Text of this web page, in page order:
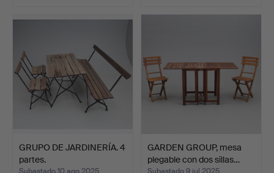
GRUPO DE JARDINERÍA. 4
partes.
GARDEN GROUP, mesa
plegable con dos sillas…